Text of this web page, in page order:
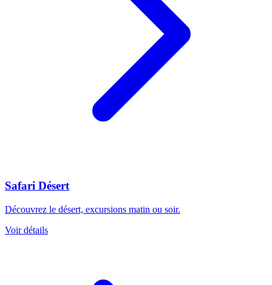
Safari Désert
Découvrez le désert, excursions matin ou soir.
Voir détails